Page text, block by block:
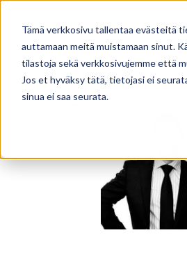
Tämä verkkosivu tallentaa evästeitä
auttamaan meitä muistamaan sinut.
tilastoja sekä verkkosivujemme että
Jos et hyväksy tätä, tietojasi ei
sinua ei saa seurata.